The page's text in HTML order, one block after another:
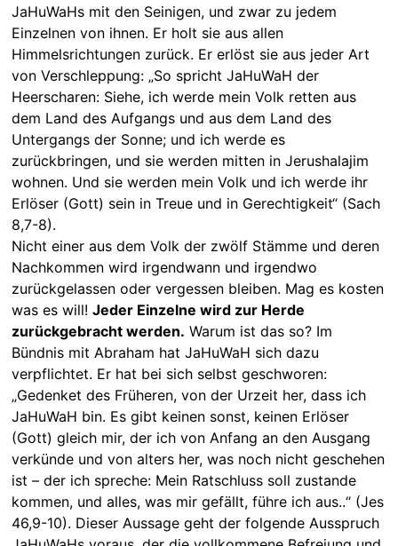
JaHuWaHs mit den Seinigen, und zwar zu jedem
Einzelnen von ihnen. Er holt sie aus allen
Himmelsrichtungen zurück. Er erlöst sie aus jeder Art
von Verschleppung: „So spricht JaHuWaH der
Heerscharen: Siehe, ich werde mein Volk retten aus
dem Land des Aufgangs und aus dem Land des
Untergangs der Sonne; und ich werde es
zurückbringen, und sie werden mitten in Jerushalajim
wohnen. Und sie werden mein Volk und ich werde ihr
Erlöser (Gott) sein in Treue und in Gerechtigkeit“ (Sach
8,7-8).
Nicht einer aus dem Volk der zwölf Stämme und deren
Nachkommen wird irgendwann und irgendwo
zurückgelassen oder vergessen bleiben. Mag es kosten
was es will! Jeder Einzelne wird zur Herde
zurückgebracht werden. Warum ist das so? Im
Bündnis mit Abraham hat JaHuWaH sich dazu
verpflichtet. Er hat bei sich selbst geschworen:
„Gedenket des Früheren, von der Urzeit her, dass ich
JaHuWaH bin. Es gibt keinen sonst, keinen Erlöser
(Gott) gleich mir, der ich von Anfang an den Ausgang
verkünde und von alters her, was noch nicht geschehen
ist – der ich spreche: Mein Ratschluss soll zustande
kommen, und alles, was mir gefällt, führe ich aus..“ (Jes
46,9-10). Dieser Aussage geht der folgende Ausspruch